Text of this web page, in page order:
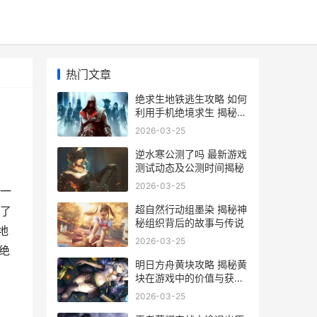
热门文章
绝求生地铁逃生攻略 如何
利用手机绝境求生 揭秘地
铁逃生必备神器
2026-03-25
逆水寒公测了吗 最新游戏
测试动态及公测时间揭秘
2026-03-25
超自然行动组墨染 揭秘神
秘组织背后的故事与传说
2026-03-25
明日方舟黄块攻略 揭秘黄
块在游戏中的价值与获取
技巧
2026-03-25